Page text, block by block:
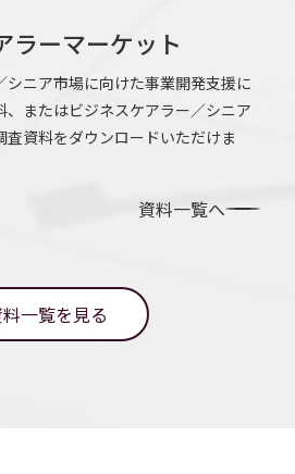
ラーマーケット
シニア市場に向けた事業開発支援に
、またはビジネスケアラー／シニア
査資料をダウンロードいただけま
資料一覧へ
一覧を見る